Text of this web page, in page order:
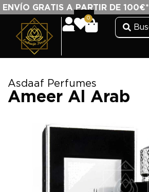
ENVÍO GRATIS A PARTIR DE 100€*
0
Asdaaf Perfumes
Ameer Al Arab